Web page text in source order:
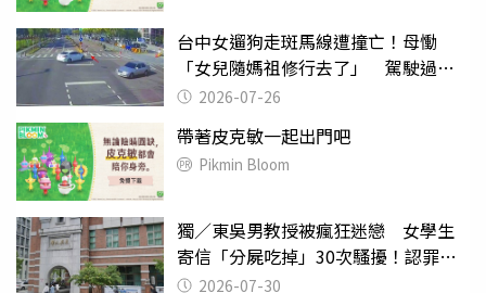
台中女遛狗走斑馬線遭撞亡！母慟
「女兒隨媽祖修行去了」 駕駛過失
致死判9月
2026-07-26
帶著皮克敏一起出門吧
Pikmin Bloom
獨／東吳男教授被瘋狂迷戀 女學生
寄信「分屍吃掉」30次騷擾！認罪免
關 2026-07-30